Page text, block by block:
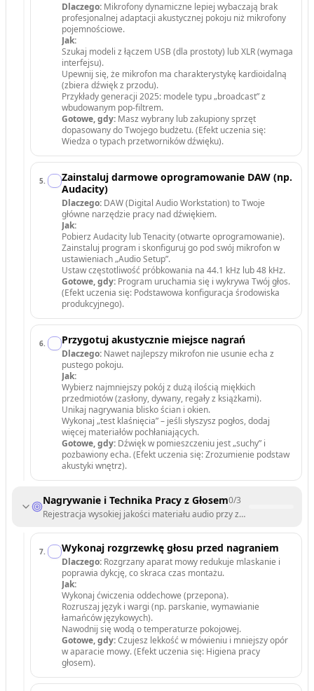
Dlaczego: Mikrofony dynamiczne lepiej wybaczają brak
profesjonalnej adaptacji akustycznej pokoju niż mikrofony
pojemnościowe.
Jak:
Szukaj modeli z łączem USB (dla prostoty) lub XLR (wymaga
interfejsu).
Upewnij się, że mikrofon ma charakterystykę kardioidalną
(zbiera dźwięk z przodu).
Przykłady generacji 2025: modele typu „broadcast” z
wbudowanym pop-filtrem.
Gotowe, gdy: Masz wybrany lub zakupiony sprzęt
dopasowany do Twojego budżetu. (Efekt uczenia się:
Wiedza o typach przetworników dźwięku).
5.
Zainstaluj darmowe oprogramowanie DAW (np.
Audacity)
Dlaczego: DAW (Digital Audio Workstation) to Twoje
główne narzędzie pracy nad dźwiękiem.
Jak:
Pobierz Audacity lub Tenacity (otwarte oprogramowanie).
Zainstaluj program i skonfiguruj go pod swój mikrofon w
ustawieniach „Audio Setup”.
Ustaw częstotliwość próbkowania na 44.1 kHz lub 48 kHz.
Gotowe, gdy: Program uruchamia się i wykrywa Twój głos.
(Efekt uczenia się: Podstawowa konfiguracja środowiska
produkcyjnego).
6. Przygotuj akustycznie miejsce nagrań
Dlaczego: Nawet najlepszy mikrofon nie usunie echa z
pustego pokoju.
Jak:
Wybierz najmniejszy pokój z dużą ilością miękkich
przedmiotów (zasłony, dywany, regały z książkami).
Unikaj nagrywania blisko ścian i okien.
Wykonaj „test klaśnięcia” – jeśli słyszysz pogłos, dodaj
więcej materiałów pochłaniających.
Gotowe, gdy: Dźwięk w pomieszczeniu jest „suchy” i
pozbawiony echa. (Efekt uczenia się: Zrozumienie podstaw
akustyki wnętrz).
Nagrywanie i Technika Pracy z Głosem0/3
Rejestracja wysokiej jakości materiału audio przy zachowaniu
7. Wykonaj rozgrzewkę głosu przed nagraniem
Dlaczego: Rozgrzany aparat mowy redukuje mlaskanie i
poprawia dykcję, co skraca czas montażu.
Jak:
Wykonaj ćwiczenia oddechowe (przepona).
Rozruszaj język i wargi (np. parskanie, wymawianie
łamańców językowych).
Nawodnij się wodą o temperaturze pokojowej.
Gotowe, gdy:Czujesz lekkość w mówieniu i mniejszy opór
w aparacie mowy. (Efekt uczenia się: Higiena pracy
głosem).